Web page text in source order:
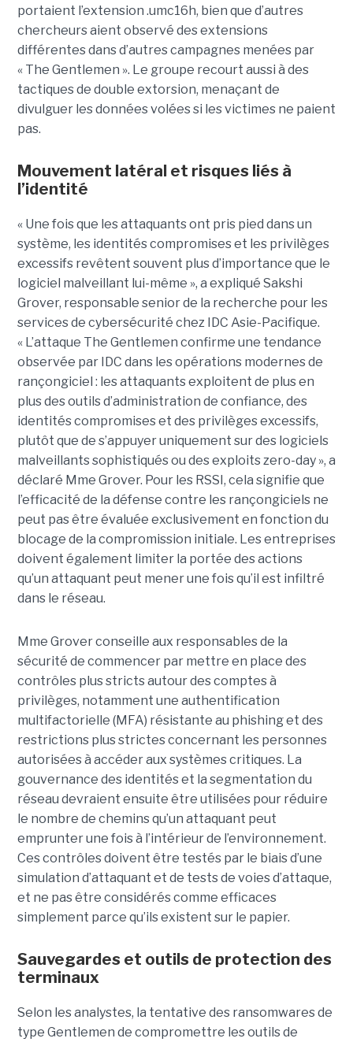
portaient l’extension .umc16h, bien que d’autres
chercheurs aient observé des extensions
différentes dans d’autres campagnes menées par
« The Gentlemen ». Le groupe recourt aussi à des
tactiques de double extorsion, menaçant de
divulguer les données volées si les victimes ne paient
pas.
Mouvement latéral et risques liés à
l’identité
« Une fois que les attaquants ont pris pied dans un
système, les identités compromises et les privilèges
excessifs revêtent souvent plus d’importance que le
logiciel malveillant lui-même », a expliqué Sakshi
Grover, responsable senior de la recherche pour les
services de cybersécurité chez IDC Asie-Pacifique.
« L’attaque The Gentlemen confirme une tendance
observée par IDC dans les opérations modernes de
rançongiciel : les attaquants exploitent de plus en
plus des outils d’administration de confiance, des
identités compromises et des privilèges excessifs,
plutôt que de s’appuyer uniquement sur des logiciels
malveillants sophistiqués ou des exploits zero-day », a
déclaré Mme Grover. Pour les RSSI, cela signifie que
l’efficacité de la défense contre les rançongiciels ne
peut pas être évaluée exclusivement en fonction du
blocage de la compromission initiale. Les entreprises
doivent également limiter la portée des actions
qu’un attaquant peut mener une fois qu’il est infiltré
dans le réseau.
Mme Grover conseille aux responsables de la
sécurité de commencer par mettre en place des
contrôles plus stricts autour des comptes à
privilèges, notamment une authentification
multifactorielle (MFA) résistante au phishing et des
restrictions plus strictes concernant les personnes
autorisées à accéder aux systèmes critiques. La
gouvernance des identités et la segmentation du
réseau devraient ensuite être utilisées pour réduire
le nombre de chemins qu’un attaquant peut
emprunter une fois à l’intérieur de l’environnement.
Ces contrôles doivent être testés par le biais d’une
simulation d’attaquant et de tests de voies d’attaque,
et ne pas être considérés comme efficaces
simplement parce qu’ils existent sur le papier.
Sauvegardes et outils de protection des
terminaux
Selon les analystes, la tentative des ransomwares de
type Gentlemen de compromettre les outils de